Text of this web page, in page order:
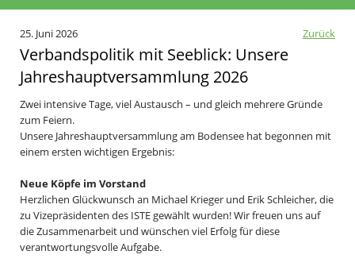
Zurück
25. Juni 2026
Verbandspolitik mit Seeblick: Unsere
Jahreshauptversammlung 2026
Zwei intensive Tage, viel Austausch – und gleich mehrere Gründe
zum Feiern.
Unsere Jahreshauptversammlung am Bodensee hat begonnen mit
einem ersten wichtigen Ergebnis:
Neue Köpfe im Vorstand
Herzlichen Glückwunsch an Michael Krieger und Erik Schleicher, die
zu Vizepräsidenten des ISTE gewählt wurden! Wir freuen uns auf
die Zusammenarbeit und wünschen viel Erfolg für diese
verantwortungsvolle Aufgabe.